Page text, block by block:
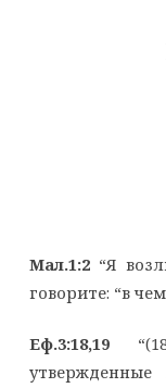
Мал.1:2“Я
говорите: “в
Еф.3:18,19